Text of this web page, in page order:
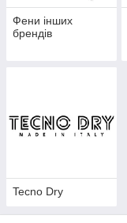
Фени інших
брендів
Tecno Dry